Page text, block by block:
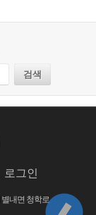
로그인
내면 청학로